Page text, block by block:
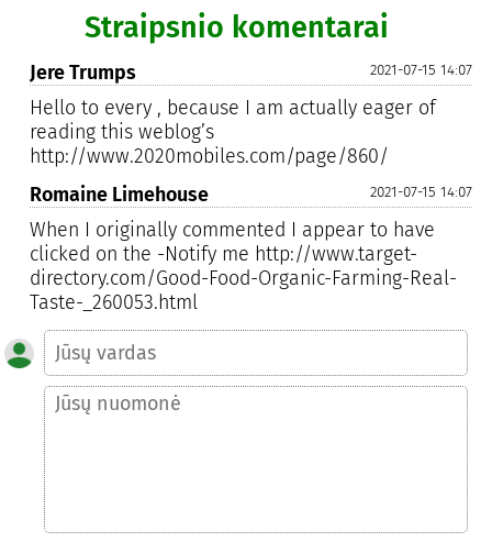
Straipsnio komentarai
2021-07-15 14:07
Jere Trumps
Hello to every , because I am actually eager of
reading this weblog’s
http://www.2020mobiles.com/page/860/
2021-07-15 14:07
Romaine Limehouse
When I originally commented I appear to have
clicked on the -Notify me http://www.target-
directory.com/Good-Food-Organic-Farming-Real-
Taste-_260053.html